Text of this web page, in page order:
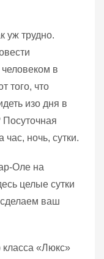
уж трудно.
в
того, что
изо дня в
ночь, сутки.
Оле на
целые сутки
ваш
класса «Люкс»